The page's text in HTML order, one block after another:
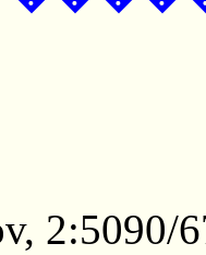
2:5090/